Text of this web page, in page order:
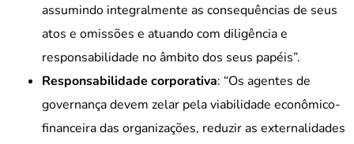
assumindo integralmente as consequências de seus
atos e omissões e atuando com diligência e
responsabilidade no âmbito dos seus papéis”.
Responsabilidade corporativa: “Os agentes de
governança devem zelar pela viabilidade econômico-
financeira das organizações, reduzir as externalidades